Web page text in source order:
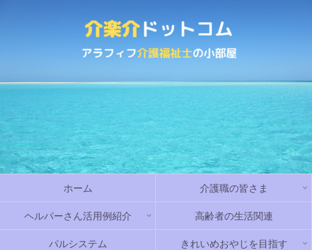
ホーム 介護職の皆さま
ヘルパーさん活用例紹介 高齢者の生活関連
パルシステム きれいめおやじを目指す